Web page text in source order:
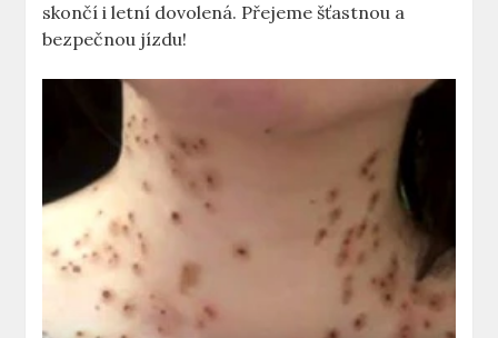
skončí i letní dovolená. Přejeme šťastnou a
bezpečnou jízdu!